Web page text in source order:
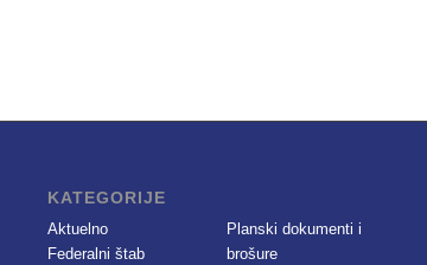
KATEGORIJE
Aktuelno
Federalni štab
Planski dokumenti i
brošure